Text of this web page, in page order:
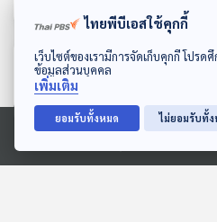
ดาวน์โหลด Thai PBS Podcast Application
Ⓒ 2020 องค์การกระจายเสียงและแพร่ภาพสาธารณะแห่ง
ตอนที่เกี่ยวข้อง
ไทยพีบีเอสใช้คุกกี้
เว็บไซต์ของเรามีการจัดเก็บคุกกี้ โปร
ข้อมูลส่วนบุคคล
เพิ่มเติม
ยอมรับทั้งหมด ไม่ยอมรับทั้